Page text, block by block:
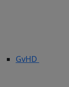
GvHD